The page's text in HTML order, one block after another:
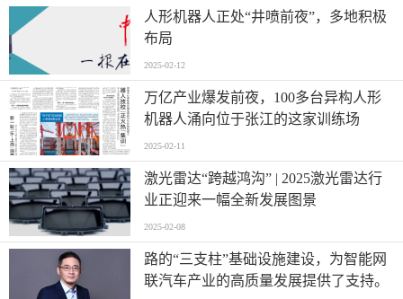
人形机器人正处“井喷前夜”，多地积极
布局
2025-02-12
万亿产业爆发前夜，100多台异构人形
机器人涌向位于张江的这家训练场
2025-02-11
激光雷达“跨越鸿沟” | 2025激光雷达行
业正迎来一幅全新发展图景
2025-02-08
路的“三支柱”基础设施建设，为智能网
联汽车产业的高质量发展提供了支持。